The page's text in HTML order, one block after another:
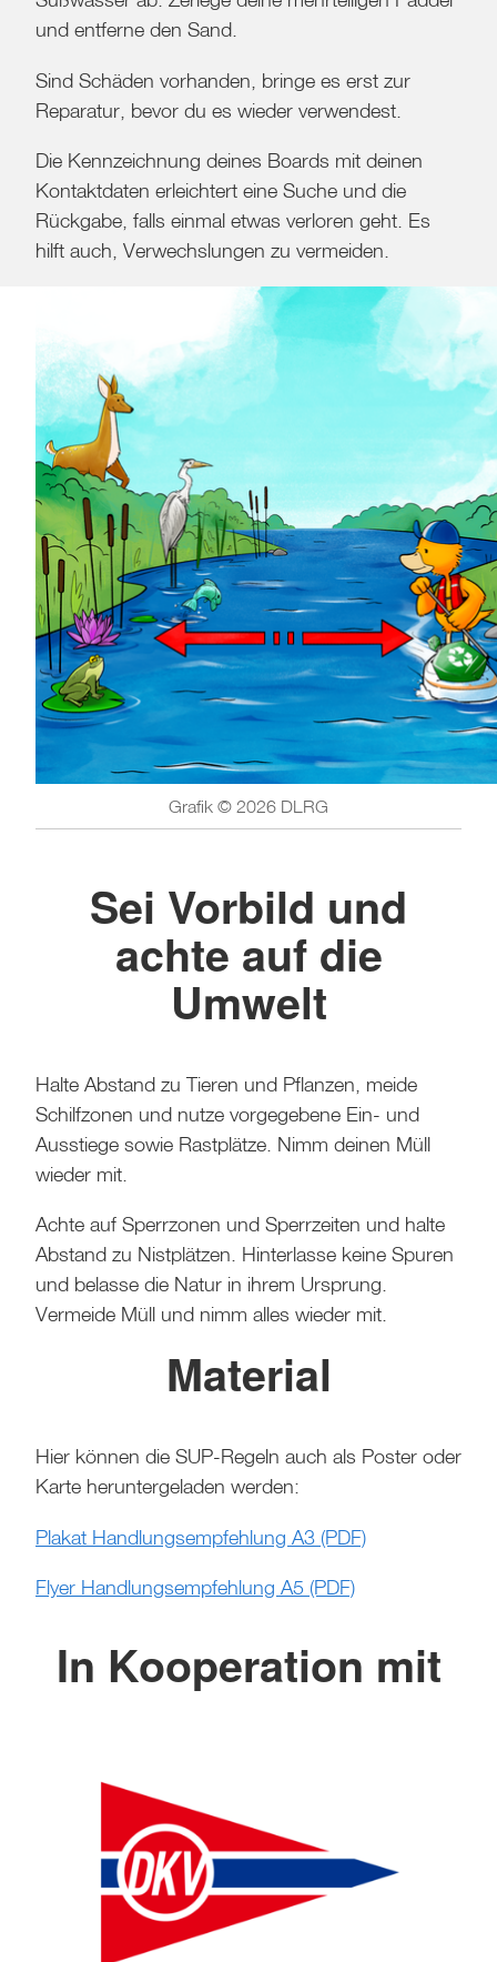
und entferne den Sand.
Sind Schäden vorhanden, bringe es erst zur
Reparatur, bevor du es wieder verwendest.
Die Kennzeichnung deines Boards mit deinen
Kontaktdaten erleichtert eine Suche und die
Rückgabe, falls einmal etwas verloren geht. Es
hilft auch, Verwechslungen zu vermeiden.
Grafik © 2026 DLRG
Sei Vorbild und
achte auf die
Umwelt
Halte Abstand zu Tieren und Pflanzen, meide
Schilfzonen und nutze vorgegebene Ein- und
Ausstiege sowie Rastplätze. Nimm deinen Müll
wieder mit.
Achte auf Sperrzonen und Sperrzeiten und halte
Abstand zu Nistplätzen. Hinterlasse keine Spuren
und belasse die Natur in ihrem Ursprung.
Vermeide Müll und nimm alles wieder mit.
Material
Hier können die SUP-Regeln auch als Poster oder
Karte heruntergeladen werden:
Plakat Handlungsempfehlung A3 (PDF)
Flyer Handlungsempfehlung A5 (PDF)
In Kooperation mit